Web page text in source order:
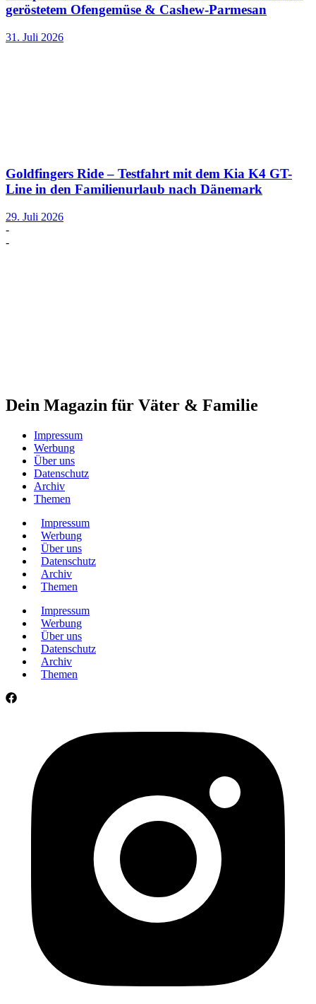
geröstetem Ofengemüse & Cashew-Parmesan
31. Juli 2026
Goldfingers Ride – Testfahrt mit dem Kia K4 GT-
Line in den Familienurlaub nach Dänemark
29. Juli 2026
-
-
Dein Magazin für Väter & Familie
Impressum
Werbung
Über uns
Datenschutz
Archiv
Themen
Impressum
Werbung
Über uns
Datenschutz
Archiv
Themen
Impressum
Werbung
Über uns
Datenschutz
Archiv
Themen